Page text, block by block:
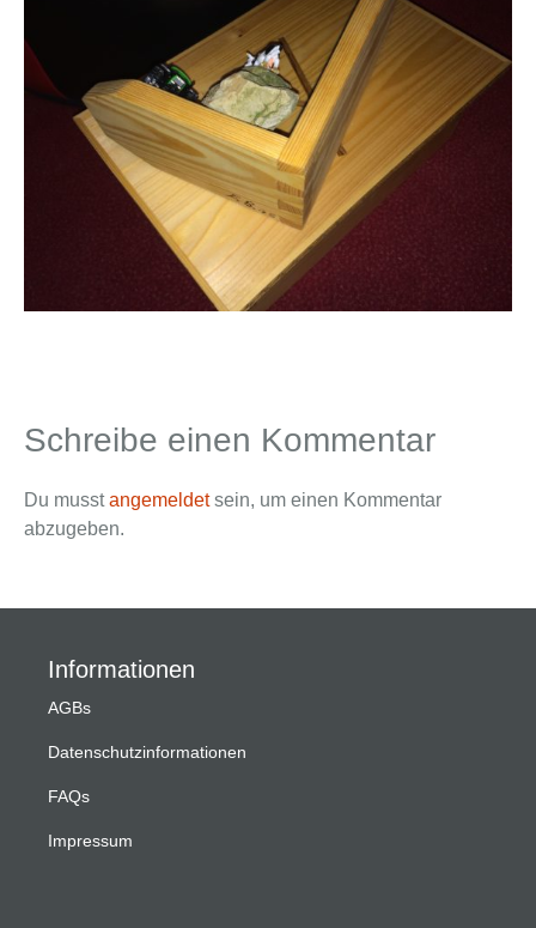
Schreibe einen Kommentar
Du musstangemeldetsein, um einen Kommentar
abzugeben.
Informationen
AGBs
Datenschutzinformationen
FAQs
Impressum